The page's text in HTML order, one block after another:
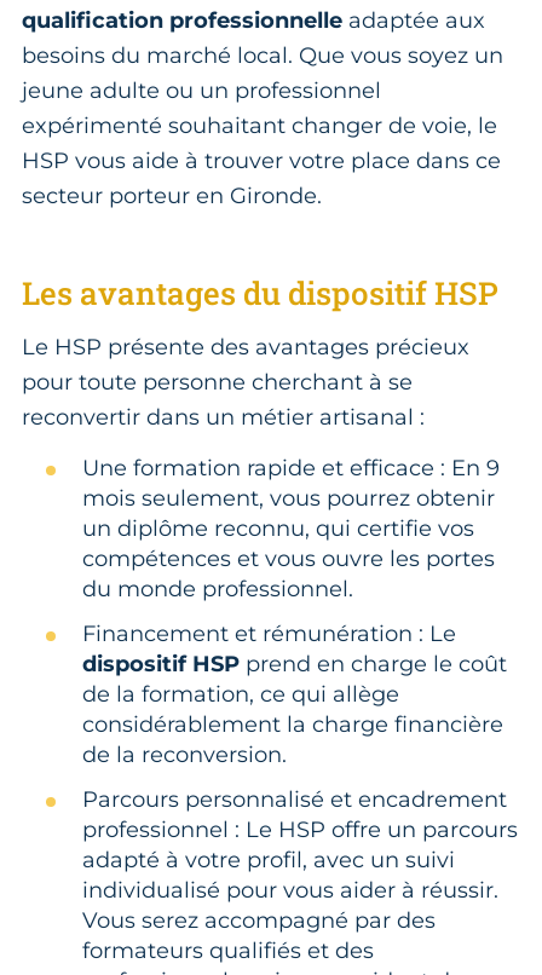
qualification professionnelle adaptée aux
besoins du marché local. Que vous soyez un
jeune adulte ou un professionnel
expérimenté souhaitant changer de voie, le
HSP vous aide à trouver votre place dans ce
secteur porteur en Gironde.
Les avantages du dispositif HSP
Le HSP présente des avantages précieux
pour toute personne cherchant à se
reconvertir dans un métier artisanal :
Une formation rapide et efficace : En 9
mois seulement, vous pourrez obtenir
un diplôme reconnu, qui certifie vos
compétences et vous ouvre les portes
du monde professionnel.
Financement et rémunération : Le
dispositif HSP prend en charge le coût
de la formation, ce qui allège
considérablement la charge financière
de la reconversion.
Parcours personnalisé et encadrement
professionnel : Le HSP offre un parcours
adapté à votre profil, avec un suivi
individualisé pour vous aider à réussir.
Vous serez accompagné par des
formateurs qualifiés et des